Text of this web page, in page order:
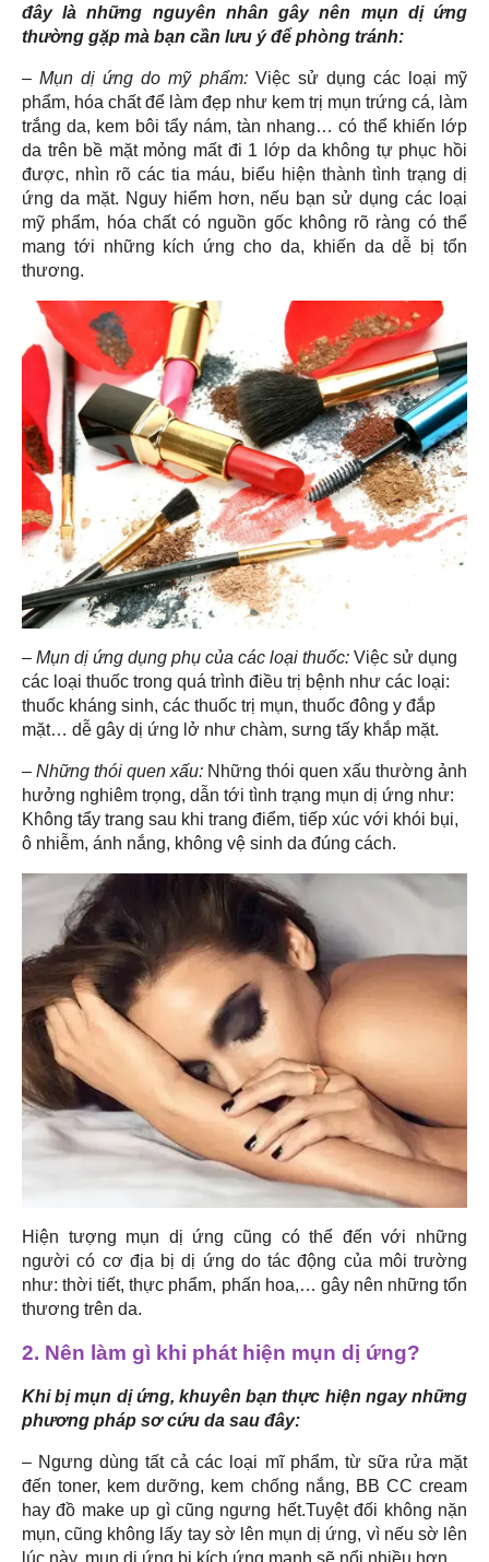
đây là những nguyên nhân gây nên mụn dị ứng
thường gặp mà bạn cần lưu ý để phòng tránh:
– Mụn dị ứng do mỹ phẩm:Việc sử dụng các loại mỹ
phẩm, hóa chất để làm đẹp như kem trị mụn trứng cá, làm
trắng da, kem bôi tẩy nám, tàn nhang… có thể khiến lớp
da trên bề mặt mỏng mất đi 1 lớp da không tự phục hồi
được, nhìn rõ các tia máu, biểu hiện thành tình trạng dị
ứng da mặt. Nguy hiểm hơn, nếu bạn sử dụng các loại
mỹ phẩm, hóa chất có nguồn gốc không rõ ràng có thể
mang tới những kích ứng cho da, khiến da dễ bị tổn
thương.
– Mụn dị ứng dụng phụ của các loại thuốc: Việc sử dụng
các loại thuốc trong quá trình điều trị bệnh như các loại:
thuốc kháng sinh, các thuốc trị mụn, thuốc đông y đắp
mặt… dễ gây dị ứng lở như chàm, sưng tấy khắp mặt.
– Những thói quen xấu: Những thói quen xấu thường ảnh
hưởng nghiêm trọng, dẫn tới tình trạng mụn dị ứng như:
Không tẩy trang sau khi trang điểm, tiếp xúc với khói bụi,
ô nhiễm, ánh nắng, không vệ sinh da đúng cách.
Hiện tượng mụn dị ứng cũng có thể đến với những
người có cơ địa bị dị ứng do tác động của môi trường
như: thời tiết, thực phẩm, phấn hoa,… gây nên những tổn
thương trên da.
2. Nên làm gì khi phát hiện mụn dị ứng?
Khi bị mụn dị ứng, khuyên bạn thực hiện ngay những
phương pháp sơ cứu da sau đây:
– Ngưng dùng tất cả các loại mĩ phẩm, từ sữa rửa mặt
đến toner, kem dưỡng, kem chống nắng, BB CC cream
hay đồ make up gì cũng ngưng hết.Tuyệt đối không nặn
mụn, cũng không lấy tay sờ lên mụn dị ứng, vì nếu sờ lên
lúc này, mụn dị ứng bị kích ứng mạnh sẽ nổi nhiều hơn.